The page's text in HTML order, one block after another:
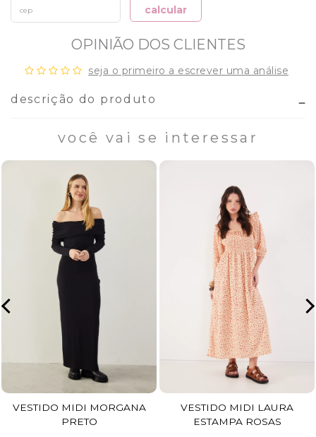
calcular
OPINIÃO DOS CLIENTES
seja o primeiro a escrever uma análise
descrição do produto
você vai se interessar
VESTIDO MIDI MORGANA
PRETO
VESTIDO MIDI LAURA
ESTAMPA ROSAS